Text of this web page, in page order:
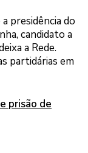
presidência do
candidato a
a Rede.
partidárias em
prisão de